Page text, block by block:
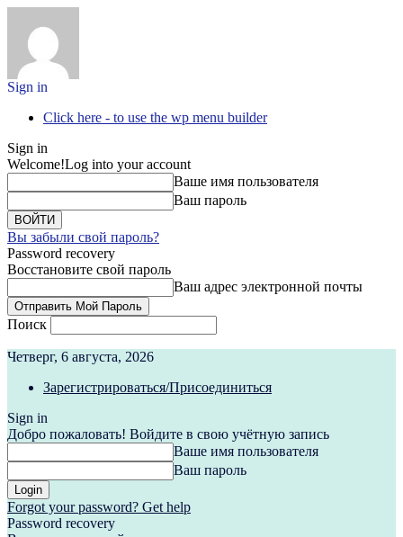
Sign in
Click here - to use the wp menu builder
Sign in
Welcome!Log into your account
Ваше имя пользователя
Ваш пароль
Вы забыли свой пароль?
Password recovery
Восстановите свой пароль
Ваш адрес электронной почты
Поиск
Четверг, 6 августа, 2026
Зарегистрироваться/Присоединиться
Sign in
Добро пожаловать! Войдите в свою учётную запись
Ваше имя пользователя
Ваш пароль
Forgot your password? Get help
Password recovery